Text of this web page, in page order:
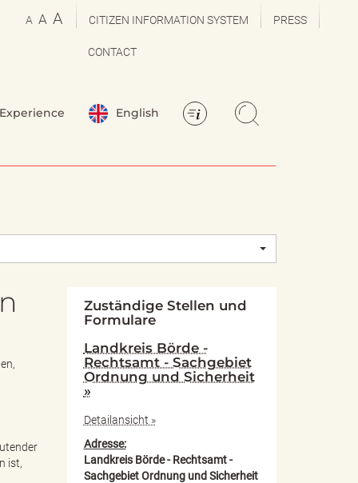
A A A CITIZEN INFORMATION SYSTEM PRESS
CONTACT
English
ist,
Zuständige Stellen und
Formulare
Landkreis Börde -
Rechtsamt - Sachgebiet
Ordnung und Sicherheit
»
Detailansicht »
Adresse:
Landkreis Börde - Rechtsamt -
Sachgebiet Ordnung und Sicherheit